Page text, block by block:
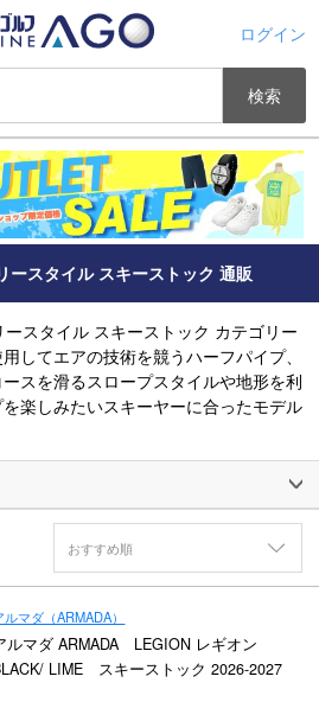
ログイン
検索
ースタイル スキーストック 通販
スタイル スキーストック カテゴリー
してエアの技術を競うハーフパイプ、
スを滑るスロープスタイルや地形を利
楽しみたいスキーヤーに合ったモデル
おすすめ順
ルマダ（ARMADA）
ルマダ ARMADA LEGION レギオン
LIME スキーストック 2026-2027